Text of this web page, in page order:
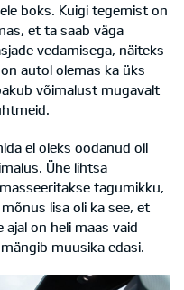
boks. Kuigi tegemist on
et ta saab väga
vedamisega, näiteks
autol olemas ka üks
võimalust mugavalt
ei oleks oodanud oli
Ühe lihtsa
tagumikku,
lisa oli ka see, et
on heli maas vaid
muusika edasi.